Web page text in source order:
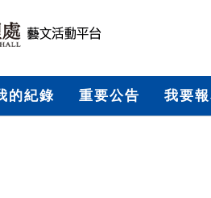
的紀錄 重要公告 我要報